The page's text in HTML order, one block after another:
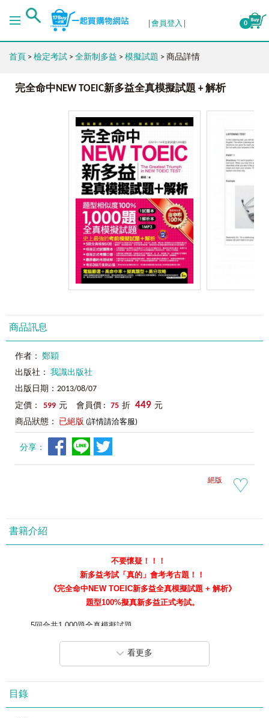
會員登入 0
首頁 > 檢定考試 > 全新制多益 > 模擬試題 > 商品詳情
完全命中NEW TOEIC新多益全真模擬試題 + 解析
商品訊息
作者： 鄭穎
出版社： 我識出版社
出版日期：2013/08/07
定價：
599 元 會員價 : 75 折 449 元
商品狀態： 已絕版 (詳情請洽客服)
分享：
絕版
書籍介紹
不要懷疑！！！
新多益考試「真的」會考考古題！！
《完全命中NEW TOEIC新多益全真模擬試題 + 解析》
題型100%擬真新多益正式考試。
5回合共1,000題全真模擬試題，
完全掌握新多益考試的「考古題型」及「出題方向」！！
只有《完全命中NEW TOEIC新多益全真模擬試題 + 解析》做得
看更多
目錄